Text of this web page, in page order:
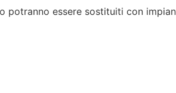
potranno essere sostituiti con